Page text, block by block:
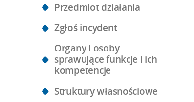
Przedmiot działania
Zgłoś incydent
Organy i osoby
sprawujące funkcje i ich
kompetencje
Struktury własnościowe